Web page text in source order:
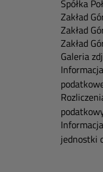
Spółka
Zakład
Zakład
Zakład
Galeria
jednostki